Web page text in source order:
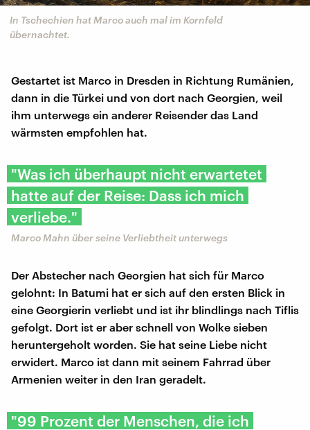
In Tschechien hat Marco auch mal im Kornfeld
übernachtet.
Gestartet ist Marco in Dresden in Richtung Rumänien,
dann in die Türkei und von dort nach Georgien, weil
ihm unterwegs ein anderer Reisender das Land
wärmsten empfohlen hat.
"Was ich überhaupt nicht erwartetet
hatte auf der Reise: Dass ich mich
verliebe."
Marco Mahn über seine Verliebtheit unterwegs
Der Abstecher nach Georgien hat sich für Marco
gelohnt: In Batumi hat er sich auf den ersten Blick in
eine Georgierin verliebt und ist ihr blindlings nach Tiflis
gefolgt. Dort ist er aber schnell von Wolke sieben
heruntergeholt worden. Sie hat seine Liebe nicht
erwidert. Marco ist dann mit seinem Fahrrad über
Armenien weiter in den Iran geradelt.
"99 Prozent der Menschen, die ich